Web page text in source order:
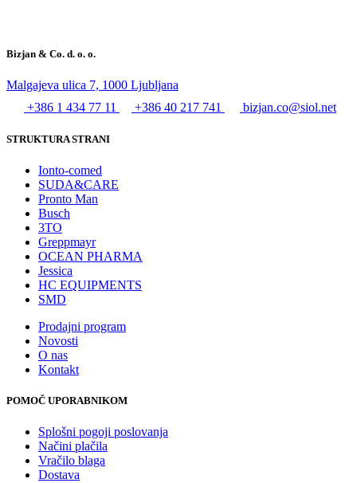
Bizjan & Co. d. o. o.
Malgajeva ulica 7, 1000 Ljubljana
+386 1 434 77 11
+386 40 217 741 bizjan.co@siol.net
STRUKTURA STRANI
Ionto-comed
SUDA&CARE
Pronto Man
Busch
3TO
Greppmayr
OCEAN PHARMA
Jessica
HC EQUIPMENTS
SMD
Prodajni program
Novosti
O nas
Kontakt
POMOČ UPORABNIKOM
Splošni pogoji poslovanja
Načini plačila
Vračilo blaga
Dostava